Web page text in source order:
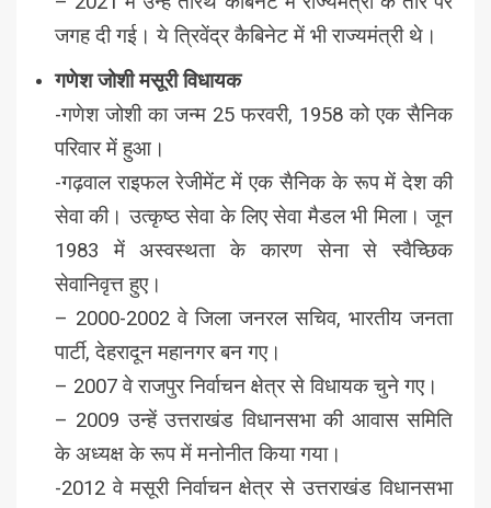
जगह दी गई। ये त्रिवेंद्र कैबिनेट में भी राज्यमंत्री थे।
गणेश जोशी मसूरी विधायक
-गणेश जोशी का जन्म 25 फरवरी, 1958 को एक सैनिक
परिवार में हुआ।
-गढ़वाल राइफल रेजीमेंट में एक सैनिक के रूप में देश की
सेवा की। उत्कृष्ठ सेवा के लिए सेवा मैडल भी मिला। जून
1983 में अस्वस्थता के कारण सेना से स्वैच्छिक
सेवानिवृत्त हुए।
– 2000-2002 वे जिला जनरल सचिव, भारतीय जनता
पार्टी, देहरादून महानगर बन गए।
– 2007 वे राजपुर निर्वाचन क्षेत्र से विधायक चुने गए।
– 2009 उन्हें उत्तराखंड विधानसभा की आवास समिति
के अध्यक्ष के रूप में मनोनीत किया गया।
-2012 वे मसूरी निर्वाचन क्षेत्र से उत्तराखंड विधानसभा